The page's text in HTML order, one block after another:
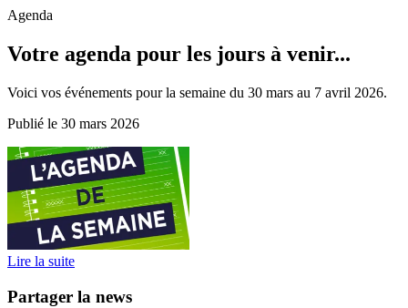
Agenda
Votre agenda pour les jours à venir...
Voici vos événements pour la semaine du 30 mars au 7 avril 2026.
Publié le 30 mars 2026
Lire la suite
Partager la news